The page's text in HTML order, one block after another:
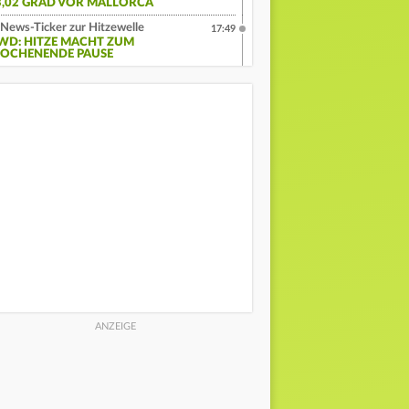
GRAD VOR MALLORCA
News-Ticker zur Hitzewelle
HITZE MACHT ZUM
PAUSE
17:49